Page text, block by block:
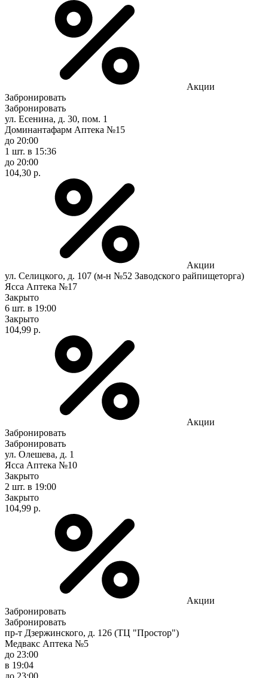
Акции
Забронировать
Забронировать
ул. Есенина, д. 30, пом. 1
Доминантафарм Аптека №15
до 20:00
1 шт. в 15:36
до 20:00
104,30 р.
Акции
ул. Селицкого, д. 107 (м-н №52 Заводского райпищеторга)
Ясса Аптека №17
Закрыто
6 шт. в 19:00
Закрыто
104,99 р.
Акции
Забронировать
Забронировать
ул. Олешева, д. 1
Ясса Аптека №10
Закрыто
2 шт. в 19:00
Закрыто
104,99 р.
Акции
Забронировать
Забронировать
пр-т Дзержинского, д. 126 (ТЦ "Простор")
Медвакс Аптека №5
до 23:00
в 19:04
до 23:00